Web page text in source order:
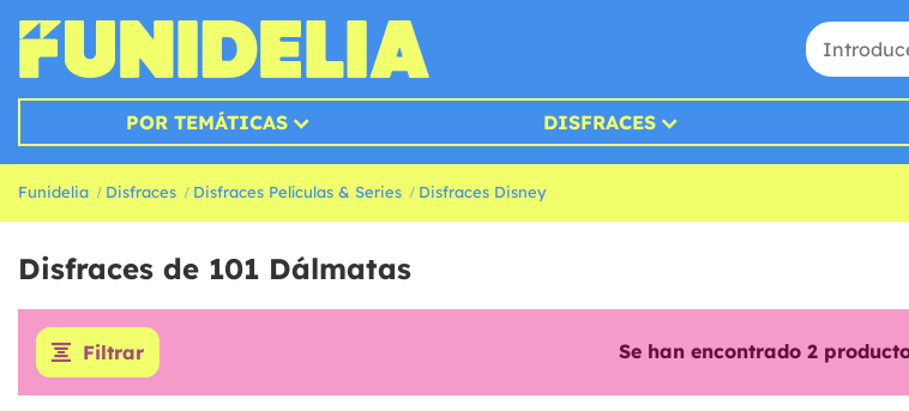
POR TEMÁTICAS DISFRACES
Funidelia Disfraces Disfraces Películas & Series Disfraces Disney
Disfraces de 101 Dálmatas
Filtrar Se han encontrado 2